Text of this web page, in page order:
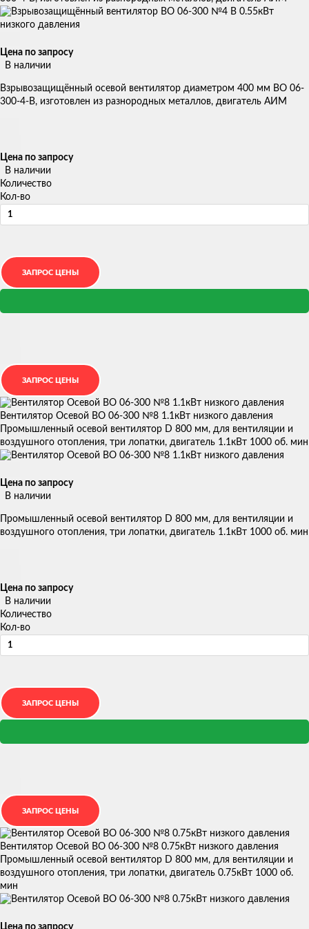
Цена по запросу
В наличии
Взрывозащищённый осевой вентилятор диаметром 400 мм ВО 06-
300-4-В, изготовлен из разнородных металлов, двигатель АИМ
Цена по запросу
В наличии
Количество
Кол-во
Вентилятор Осевой ВО 06-300 №8 1.1кВт низкого давления
Промышленный осевой вентилятор D 800 мм, для вентиляции и
воздушного отопления, три лопатки, двигатель 1.1кВт 1000 об. мин
Цена по запросу
В наличии
Промышленный осевой вентилятор D 800 мм, для вентиляции и
воздушного отопления, три лопатки, двигатель 1.1кВт 1000 об. мин
Цена по запросу
В наличии
Количество
Кол-во
Вентилятор Осевой ВО 06-300 №8 0.75кВт низкого давления
Промышленный осевой вентилятор D 800 мм, для вентиляции и
воздушного отопления, три лопатки, двигатель 0.75кВт 1000 об.
мин